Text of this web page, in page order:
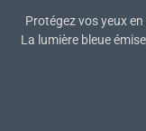
Protégez vos yeux
La lumière bleue